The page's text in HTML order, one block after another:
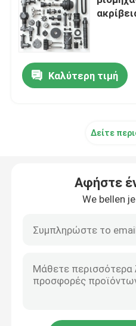
CNC γυρίζοντας μέρη
CNC μέρη ανοξείδωτου
Μέρη κοπής με λέιζερ
Καλύτερη τιμή
Δείτε
Αφήστε
We bellen